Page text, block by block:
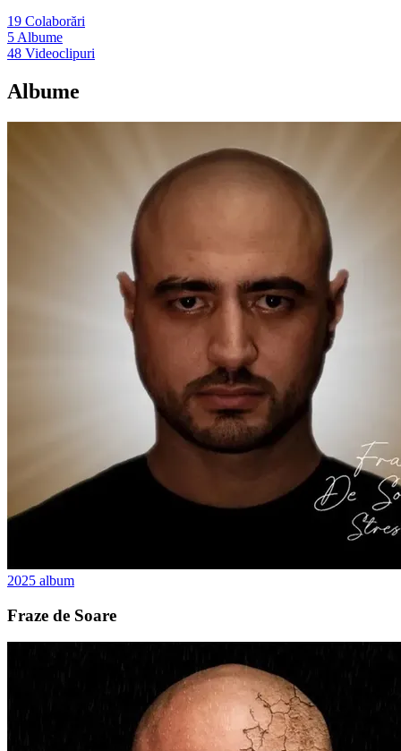
19 Colaborări
5 Albume
48 Videoclipuri
Albume
2025 album
Fraze de Soare